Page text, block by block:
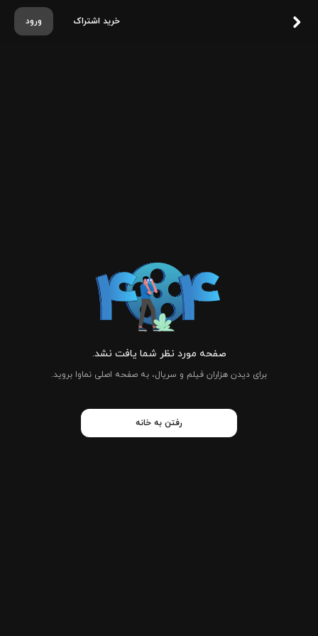
ورود خرید اشتراک
صفحه مورد نظر شما یافت نشد.
برای دیدن هزاران فیلم و سریال، به صفحه اصلی نماوا بروید.
رفتن به خانه